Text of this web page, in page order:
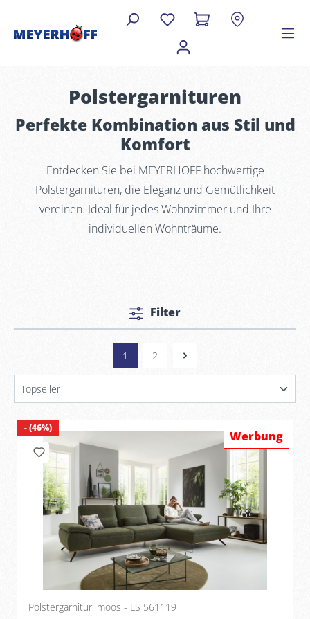
Polstergarnituren
Perfekte Kombination aus Stil und
Komfort
Entdecken Sie bei MEYERHOFF hochwertige
Polstergarnituren, die Eleganz und Gemütlichkeit
vereinen. Ideal für jedes Wohnzimmer und Ihre
individuellen Wohnträume.
Filter
1 2
- (46%)
Polstergarnitur, moos - LS 561119
Werbung